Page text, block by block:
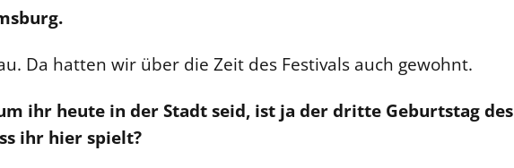
Da hatten wir über die Zeit des Festivals auch gewohnt.
ihr heute in der Stadt seid, ist ja der dritte Geburtstag des
ihr hier spielt?